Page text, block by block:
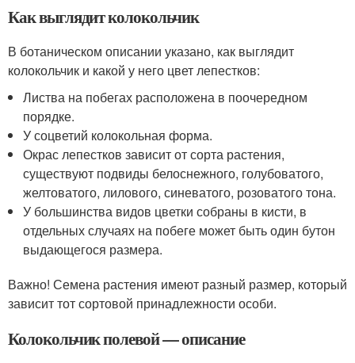
Как выглядит колокольчик
В ботаническом описании указано, как выглядит
колокольчик и какой у него цвет лепестков:
Листва на побегах расположена в поочередном
порядке.
У соцветий колокольная форма.
Окрас лепестков зависит от сорта растения,
существуют подвиды белоснежного, голубоватого,
желтоватого, лилового, синеватого, розоватого тона.
У большинства видов цветки собраны в кисти, в
отдельных случаях на побеге может быть один бутон
выдающегося размера.
Важно! Семена растения имеют разный размер, который
зависит тот сортовой принадлежности особи.
Колокольчик полевой — описание